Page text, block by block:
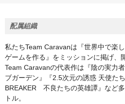
配属組織
私たちTeam Caravanは『世界中で楽
ゲームを作る』をミッションに掲げ、
Team Caravanの代表作は『陰の実力
ブガーデン』『2.5次元の誘惑 天使た
BREAKER 不良たちの英雄譚』など
トル。